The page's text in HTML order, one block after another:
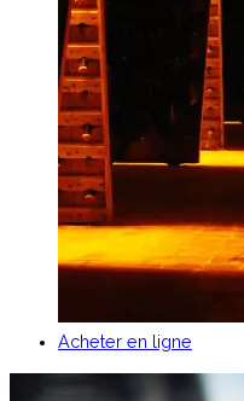
Acheter en ligne